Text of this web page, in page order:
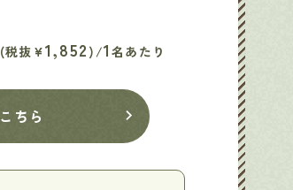
半熟風たまごのツ
(税抜¥1,852 )/1 名あたり
ちら